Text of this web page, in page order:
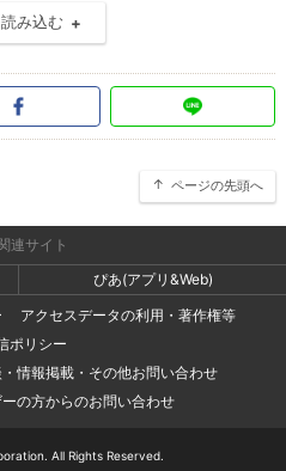
み込む
ページの先頭へ
連サイト
ぴあ(アプリ&Web)
アクセスデータの利用・著作権等
ポリシー
情報掲載・その他お問い合わせ
の方からのお問い合わせ
All Rights Reserved.